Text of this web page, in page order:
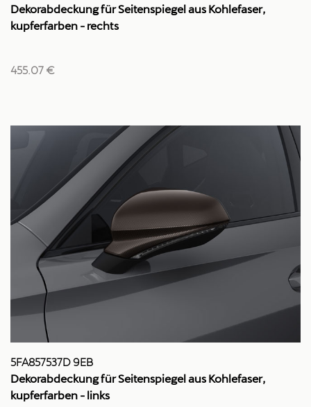
Dekorabdeckung für Seitenspiegel aus Kohlefaser,
kupferfarben - rechts
455.07 €
5FA857537D 9EB
Dekorabdeckung für Seitenspiegel aus Kohlefaser,
kupferfarben - links